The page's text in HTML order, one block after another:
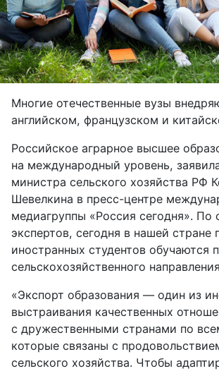
Многие отечественные вузы
английском, французском и
Российское аграрное высшее
на международный уровень,
министра сельского хозяйства РФ
Шевелкина в пресс-центре
медиагруппы «Россия сегодня». По
экспертов, сегодня в нашей стране
иностранных студентов обучаются
сельскохозяйственного
«Экспорт образования — один из
выстраивания качественных
с дружественными странами по
которые связаны с
сельского хозяйства. Чтобы